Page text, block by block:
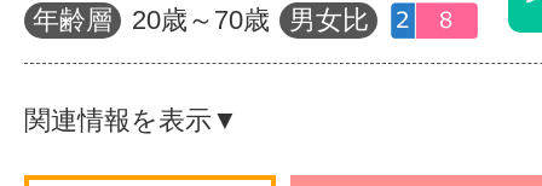
グッドスク
年齢層
20歳～70歳 男女比
関連情報を表示▼